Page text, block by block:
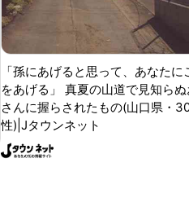
「孫にあげると思って、あなたに
をあげる」 真夏の山道で見知ら
さんに握らされたもの(山口県・
性)|Jタウンネット